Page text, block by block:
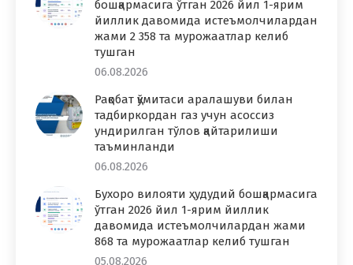
бошқармасига ўтган 2026 йил 1-ярим
йиллик давомида истеъмолчилардан
жами 2 358 та мурожаатлар келиб
тушган
06.08.2026
Рақобат қўмитаси аралашуви билан
тадбиркордан газ учун асоссиз
ундирилган тўлов қайтарилиши
таъминланди
06.08.2026
Бухоро вилояти ҳудудий бошқармасига
ўтган 2026 йил 1-ярим йиллик
давомида истеъмолчилардан жами
868 та мурожаатлар келиб тушган
05.08.2026